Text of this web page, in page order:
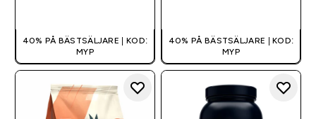
40% PÅ BÄSTSÄLJARE | KOD:
MYP
40% PÅ BÄSTSÄLJARE | KOD:
MYP